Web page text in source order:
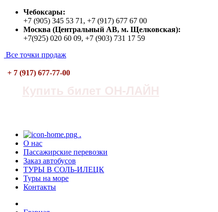
Чебоксары:
+7 (905) 345 53 71, +7 (917) 677 67 00
Москва (Центральный АВ, м. Щелковская):
+7(925) 020 60 09, +7 (903) 731 17 59
Все точки продаж
+ 7 (917) 677-77-00
Купить билет ОН-ЛАЙН
.
О нас
Пасcажирские перевозки
Заказ автобусов
ТУРЫ В СОЛЬ-ИЛЕЦК
Туры на море
Контакты